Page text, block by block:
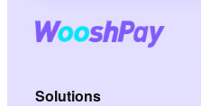
Solutions